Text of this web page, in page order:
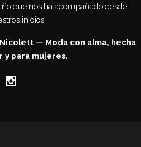
que nos ha acompañado desde
inicios.
Nicolett — Moda con alma, hecha
y para mujeres.